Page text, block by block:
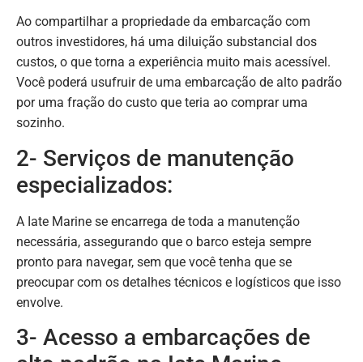
Ao compartilhar a propriedade da embarcação com
outros investidores, há uma diluição substancial dos
custos, o que torna a experiência muito mais acessível.
Você poderá usufruir de uma embarcação de alto padrão
por uma fração do custo que teria ao comprar uma
sozinho.
2- Serviços de manutenção
especializados:
A Iate Marine se encarrega de toda a manutenção
necessária, assegurando que o barco esteja sempre
pronto para navegar, sem que você tenha que se
preocupar com os detalhes técnicos e logísticos que isso
envolve.
3- Acesso a embarcações de